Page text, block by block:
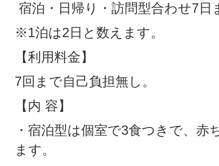
宿泊・日帰り・訪問型合わせ7日
※1泊は2日と数えます。
【利用料金】
7回まで自己負担無し。
【内 容】
・宿泊型は個室で3食つきで、赤
ます。